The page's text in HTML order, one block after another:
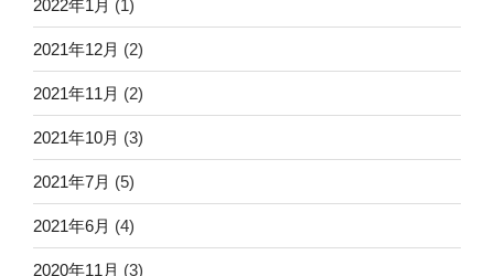
2022年1月 (1)
2021年12月 (2)
2021年11月 (2)
2021年10月 (3)
2021年7月 (5)
2021年6月 (4)
2020年11月 (3)